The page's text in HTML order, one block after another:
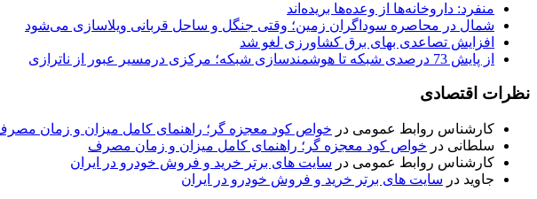
منفرد: داروخانه‌ها از وعده‌ها بریده‌اند
شمال در محاصره سوداگران زمین؛ وقتی جنگل و ساحل قربانی ویلاسازی می‌شود
افزایش تصاعدی بهای برق کشاورزی لغو شد
از پایش 73 درصدی شبکه تا هوشمندسازی شبکه؛ مرکزی درمسیر عبور از ناترازی
نظرات اقتصادی
کارشناس روابط عمومی در خواص کود معجزه گر؛ راهنمای کامل میزان و زمان
سلطانی در خواص کود معجزه گر؛ راهنمای کامل میزان و زمان مصرف
کارشناس روابط عمومی در سایت های برتر خرید و فروش خودرو در ایران
جاوید در سایت های برتر خرید و فروش خودرو در ایران